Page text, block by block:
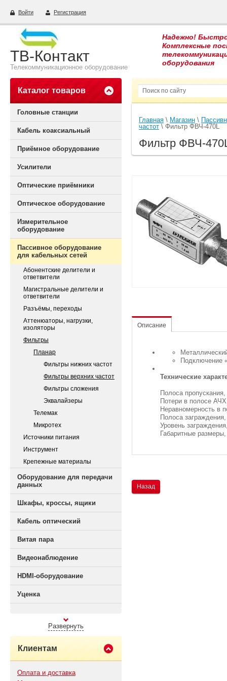
Войти Регистрация
ТВ-Контакт
Телекоммуникационное оборудование
Надежно!
Комплексные
оборудования
Каталог товаров
Головные станции
Кабель коаксиальный
Приёмное оборудование
Усилители
Оптические приёмники
Оптическое оборудование
Измерительное
оборудование
Пассивное оборудование
для кабельных сетей
Абонентские делители и
ответвители
Магистральные делители и
ответвители
Разъёмы, переходы
Аттенюаторы, нагрузки,
изоляторы
Фильтры
Планар
Фильтры нижних частот
Фильтры верхних частот
Фильтры сложения
Эквалайзеры
Телемак
Микротех
Источники питания
Инструмент
Крепежные материалы
Оборудование для передачи
данных
Шкафы, кроссы, ящики
Кабель оптический
Витая пара
Видеонаблюдение
HDMI-оборудование
Уценка
Развернуть
Клиентам
Оплата и доставка
Главная \ Магазин \
частот \ Фильтр ФВЧ-470L
Фильтр ФВЧ-
Описание
Подключение
Технические
Полоса
Потери
Неравномерность
Полоса
Уровень
Назад